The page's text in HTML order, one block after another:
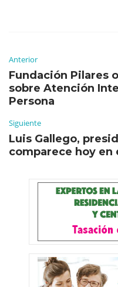
Anterior
Fundación Pilares
sobre Atención
Persona
Siguiente
Luis Gallego,
comparece hoy en